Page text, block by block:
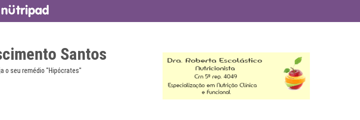
Santos
o seu remédio "Hipócrates"